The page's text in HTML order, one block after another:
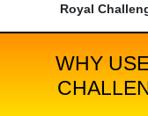
Royal
WHY